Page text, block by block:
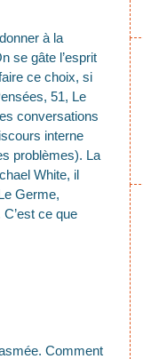
à la
se gâte l’esprit
ce choix, si
51, Le
conversations
interne
problèmes). La
White, il
Germe,
ce que
Comment